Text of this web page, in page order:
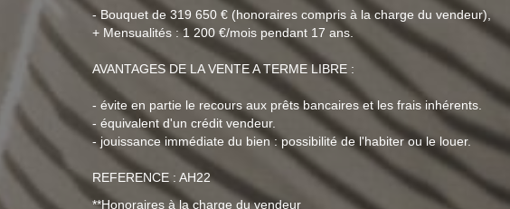
- Bouquet de 319 650 € (honoraires compris à la charge du vendeur),
+ Mensualités : 1 200 €/mois pendant 17 ans.
AVANTAGES DE LA VENTE A TERME LIBRE :
- évite en partie le recours aux prêts bancaires et les frais inhérents.
- équivalent d'un crédit vendeur.
- jouissance immédiate du bien : possibilité de l'habiter ou le louer.
REFERENCE : AH22
**Honoraires à la charge du vendeur